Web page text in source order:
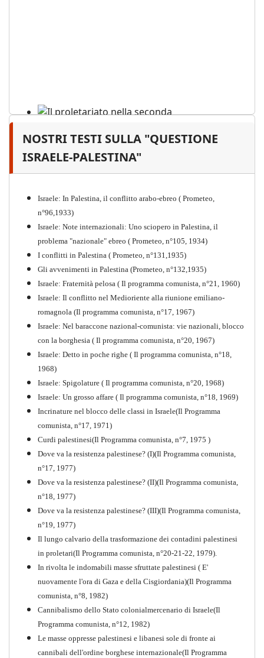
Il proletariato nella seconda
guerra mondiale e nella
Storia della Sinistra
Comunista V
Perchè la Russia non era
comunista
Quaderno n°10
NOSTRI TESTI SULLA "QUESTIONE
ISRAELE-PALESTINA"
Israele: In Palestina, il conflitto arabo-ebreo ( Prometeo,
n°96,1933)
Israele: Note internazionali: Uno sciopero in Palestina, il
problema "nazionale" ebreo ( Prometeo, n°105, 1934)
I conflitti in Palestina ( Prometeo, n°131,1935)
Gli avvenimenti in Palestina (Prometeo, n°132,1935)
Israele: Fraternità pelosa ( Il programma comunista, n°21, 1960)
Israele: Il conflitto nel Medioriente alla riunione emiliano-
romagnola (Il programma comunista, n°17, 1967)
Israele: Nel baraccone nazional-comunista: vie nazionali, blocco
con la borghesia ( Il programma comunista, n°20, 1967)
Israele: Detto in poche righe ( Il programma comunista, n°18,
1968)
Israele: Spigolature ( Il programma comunista, n°20, 1968)
Israele: Un grosso affare ( Il programma comunista, n°18, 1969)
Incrinature nel blocco delle classi in Israele(Il Programma
comunista, n°17, 1971)
Curdi palestinesi(Il Programma comunista, n°7, 1975 )
Dove va la resistenza palestinese? (I)(Il Programma comunista,
n°17, 1977)
Dove va la resistenza palestinese? (II)(Il Programma comunista,
n°18, 1977)
Dove va la resistenza palestinese? (III)(Il Programma comunista,
n°19, 1977)
Il lungo calvario della trasformazione dei contadini palestinesi
in proletari(Il Programma comunista, n°20-21-22, 1979).
In rivolta le indomabili masse sfruttate palestinesi ( E'
nuovamente l'ora di Gaza e della Cisgiordania)(Il Programma
comunista, n°8, 1982)
Cannibalismo dello Stato colonialmercenario di Israele(Il
Programma comunista, n°12, 1982)
Le masse oppresse palestinesi e libanesi sole di fronte ai
cannibali dell'ordine borghese internazionale(Il Programma